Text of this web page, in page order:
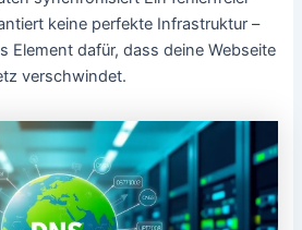
keine perfekte Infrastruktur –
Element dafür, dass deine Webseite
verschwindet.